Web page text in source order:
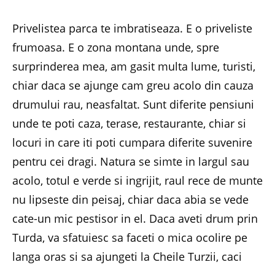
Privelistea parca te imbratiseaza. E o priveliste
frumoasa. E o zona montana unde, spre
surprinderea mea, am gasit multa lume, turisti,
chiar daca se ajunge cam greu acolo din cauza
drumului rau, neasfaltat. Sunt diferite pensiuni
unde te poti caza, terase, restaurante, chiar si
locuri in care iti poti cumpara diferite suvenire
pentru cei dragi. Natura se simte in largul sau
acolo, totul e verde si ingrijit, raul rece de munte
nu lipseste din peisaj, chiar daca abia se vede
cate-un mic pestisor in el. Daca aveti drum prin
Turda, va sfatuiesc sa faceti o mica ocolire pe
langa oras si sa ajungeti la Cheile Turzii, caci